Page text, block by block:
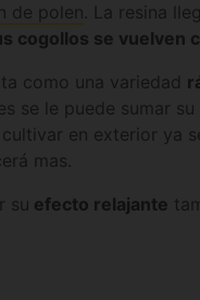
de polen. La resina
cogollos se vuelven
como una variedad
se le puede sumar su
en exterior ya
mas.
su efecto relajante